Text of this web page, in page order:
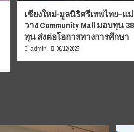
เชียงใหม่-มูลนิธิศรีเทพไทย–แม่
วาง Community Mall มอบทุน 38
ทุน ส่งต่อโอกาสทางการศึกษา
admin 06/12/2025